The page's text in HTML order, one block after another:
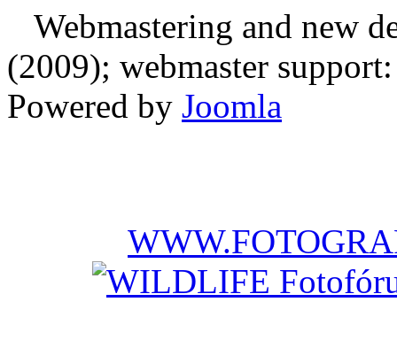
Webmastering and new
(2009); webmaster
Powered by Joomla